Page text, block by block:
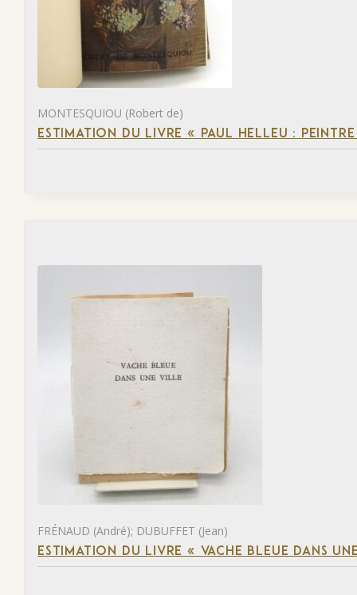
MONTESQUIOU (Robert de)
ESTIMATION DU LIVRE « PAUL HELLEU :
FRÉNAUD (André); DUBUFFET (Jean)
ESTIMATION DU LIVRE « VACHE BLEUE DANS